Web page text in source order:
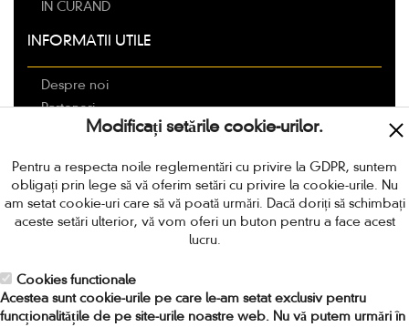
IN CURAND
INFORMATII UTILE
Despre noi
Parteneri
Livrarea
Politica de retur
Termeni si conditii
Protectia Consumatorilor
Locuri de munca in Romania
CONTACT
Modificați setările cookie-urilor.
Pentru a respecta noile reglementări cu privire la GDPR, suntem
obligați prin lege să vă oferim setări cu privire la cookie-urile. Nu
am setat cookie-uri care să vă poată urmări. Dacă doriți să schimbați
aceste setări ulterior, vă vom oferi un buton pentru a face acest
lucru.
Cookies functionale
Acestea sunt cookie-urile pe care le-am setat exclusiv pentru
funcționalitățile de pe site-urile noastre web. Nu vă putem urmări în